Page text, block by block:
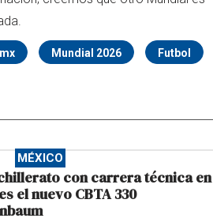
Mundial 2026 Futbol
MÉXICO
con carrera técnica en
el nuevo CBTA 330